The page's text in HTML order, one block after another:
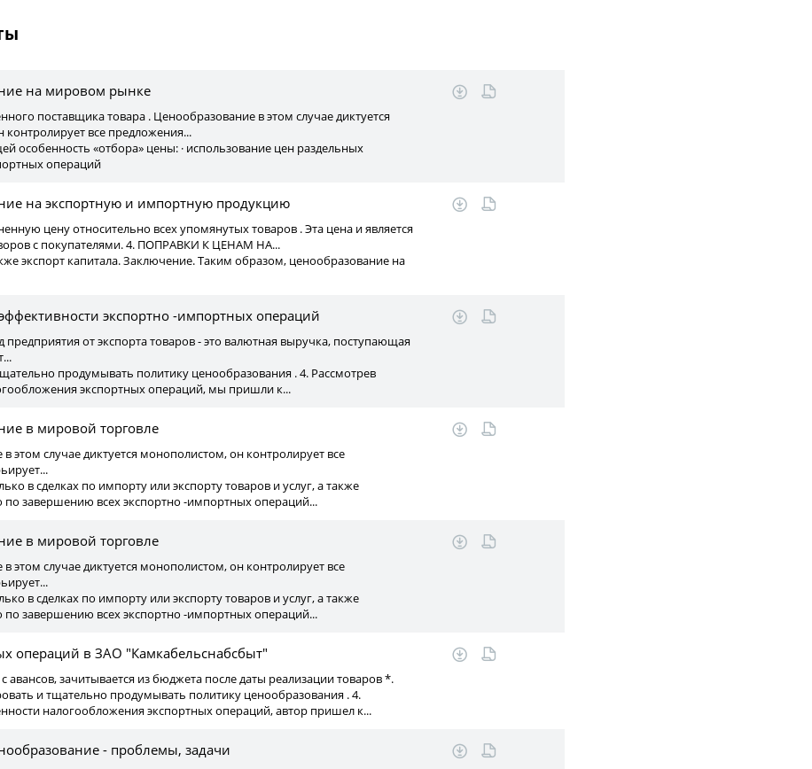
на мировом рынке
поставщика товара . Ценообразование в этом случае диктуется
все предложения...
особенность «отбора» цены: · использование цен раздельных
операций
на экспортную и импортную продукцию
цену относительно всех упомянутых товаров . Эта цена и является
с покупателями. 4. ПОПРАВКИ К ЦЕНАМ НА...
экспорт капитала. Заключение. Таким образом, ценообразование на
экспортно -импортных операций
предприятия от экспорта товаров - это валютная выручка, поступающая
продумывать политику ценообразования . 4. Рассмотрев
экспортных операций, мы пришли к...
в мировой торговле
этом случае диктуется монополистом, он контролирует все
в сделках по импорту или экспорту товаров и услуг, а также
по завершению всех экспортно -импортных операций...
в мировой торговле
этом случае диктуется монополистом, он контролирует все
в сделках по импорту или экспорту товаров и услуг, а также
по завершению всех экспортно -импортных операций...
операций в ЗАО "Камкабельснабсбыт"
авансов, зачитывается из бюджета после даты реализации товаров *.
и тщательно продумывать политику ценообразования . 4.
налогообложения экспортных операций, автор пришел к...
- проблемы, задачи